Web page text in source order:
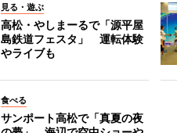
見る・遊ぶ
高松・やしまーるで「源平屋
島鉄道フェスタ」 運転体験
やライブも
食べる
サンポート高松で「真夏の夜